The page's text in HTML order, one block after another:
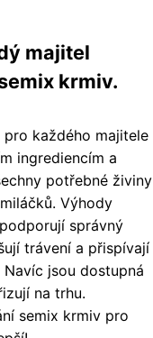
majitel
krmiv.
každého majitele
ingrediencím a
potřebné živiny
Výhody
správný
trávení a přispívají
jsou dostupná
na trhu.
semix krmiv pro